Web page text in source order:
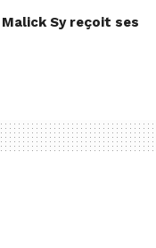
Malick Sy reçoit ses